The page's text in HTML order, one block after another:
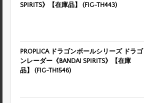
SPIRITS》【在庫品】 (FIG-TH443)
PROPLICA ドラゴンボールシリーズ ドラゴ
ンレーダー《BANDAI SPIRITS》【在庫
品】 (FIG-TH1546)